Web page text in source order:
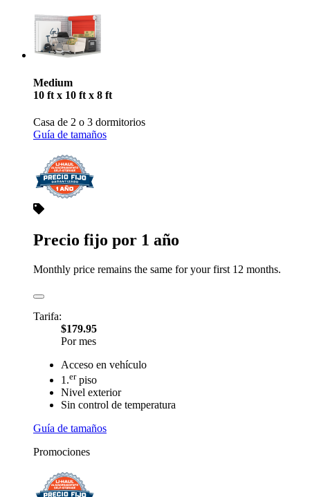
Medium
10 ft x 10 ft x 8 ft
Casa de 2 o 3 dormitorios
Guía de tamaños
Precio fijo por 1 año
Monthly price remains the same for your first 12 months.
Tarifa:
$179.95
Por mes
Acceso en vehículo
1.erpiso
Nivel exterior
Sin control de temperatura
Guía de tamaños
Promociones